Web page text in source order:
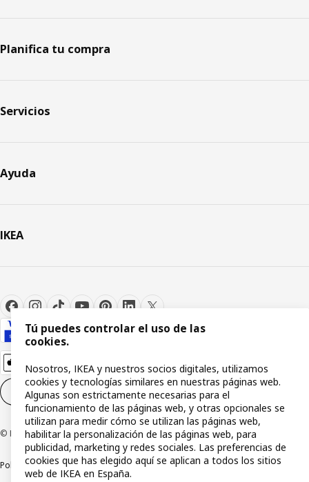
Planifica tu compra
Servicios
Ayuda
IKEA
Configuración de cookies ES
© Inter IKEA Systems B.V 1999-2026
Política de privacidadPolítica de cookiesTérminos y condiciones
Tú puedes controlar el uso de las
cookies.
Nosotros, IKEA y nuestros socios digitales, utilizamos
cookies y tecnologías similares en nuestras páginas web.
Algunas son estrictamente necesarias para el
funcionamiento de las páginas web, y otras opcionales se
utilizan para medir cómo se utilizan las páginas web,
habilitar la personalización de las páginas web, para
publicidad, marketing y redes sociales. Las preferencias de
cookies que has elegido aquí se aplican a todos los sitios
web de IKEA en España.